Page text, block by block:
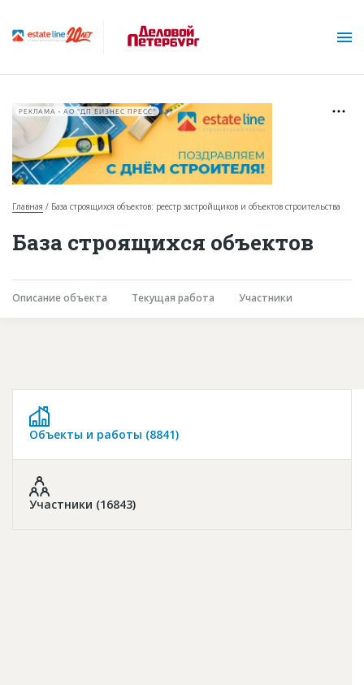
Горячие объекты
Инвестпроекты
Платные услуги
Пресс-релизы
Контакты
РЕКЛАМА • АО "ДП БИЗНЕС ПРЕСС"
Главная База строящихся объектов: реестр застройщиков и объектов строительства
База строящихся объектов
Описание объекта Текущая работа Участники
Объекты и работы (8841)
Участники (16843)